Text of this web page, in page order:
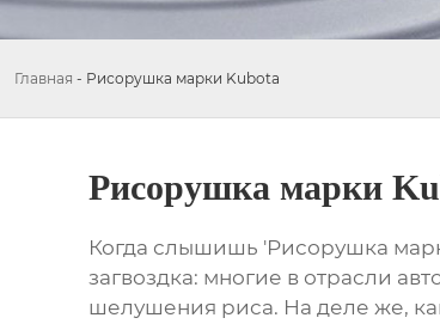
Главная - Рисорушка марки Kubota
Рисорушка марки
Когда слышишь 'Рисорушка
загвоздка: многие в отрасли
шелушения риса. На деле же,